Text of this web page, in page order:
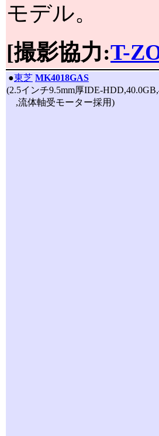
モデル。
[撮影協力:T-
●東芝 MK4018GAS
(2.5インチ9.5mm厚IDE-
,流体軸受モーター採用)